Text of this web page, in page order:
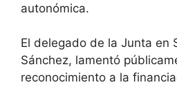
autonómica.
El delegado de la Junta en
Sánchez, lamentó
reconocimiento a la